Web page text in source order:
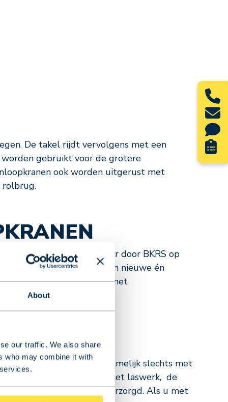
About
our traffic. We also share
who may combine it with
De takel rijdt vervolgens met een
gebruikt voor de grotere
ook worden uitgerust met
rolbrug.
type kraan wordt daarvoor door BKRS op
gebeuren binnen nieuwe én
maar is ook uitvoerbaar met
tot montage heeft u namelijk slechts met
Vervolgens gebeurt het laswerk, de
door onze vakmensen verzorgd. Als u met